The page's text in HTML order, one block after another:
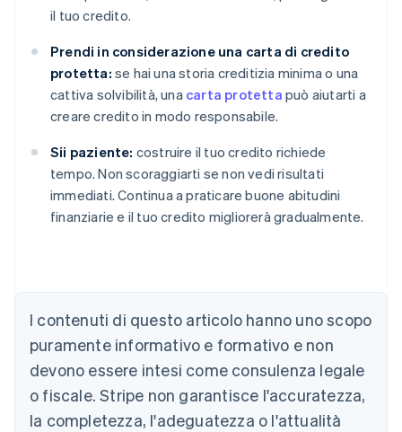
il tuo credito.
Prendi in considerazione una carta di credito
protetta: se hai una storia creditizia minima o una
cattiva solvibilità, una carta protetta può aiutarti a
creare credito in modo responsabile.
Sii paziente: costruire il tuo credito richiede
tempo. Non scoraggiarti se non vedi risultati
immediati. Continua a praticare buone abitudini
finanziarie e il tuo credito migliorerà gradualmente.
I contenuti di questo articolo hanno uno scopo
puramente informativo e formativo e non
devono essere intesi come consulenza legale
o fiscale. Stripe non garantisce l'accuratezza,
la completezza, l'adeguatezza o l'attualità
English
DeutschEnglish
Belgio
Nederlands Français English
Brasile
PortuguêsEnglish